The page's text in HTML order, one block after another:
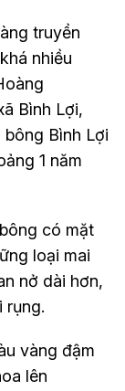
truyền
nhiều
Bình Lợi,
bông Bình Lợi
1 năm
có mặt
loại mai
nở dài hơn,
rụng.
vàng đậm
lên